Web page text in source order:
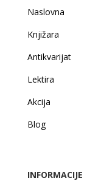
Naslovna
Knjižara
Antikvarijat
Lektira
Akcija
Blog
INFORMACIJE